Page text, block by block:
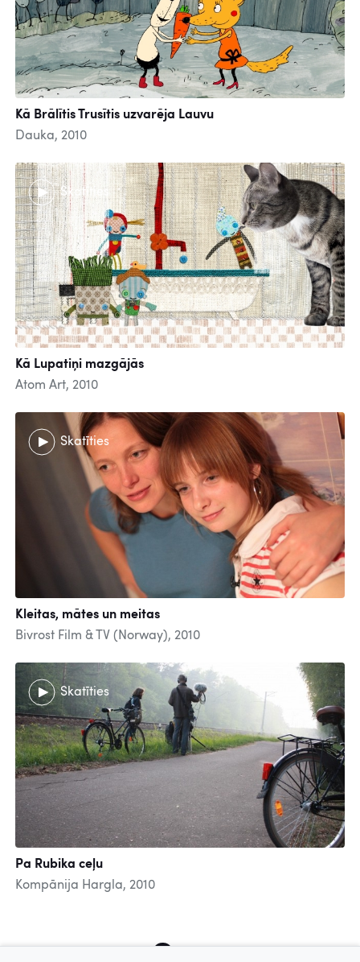
Kā Brālītis Trusītis uzvarēja Lauvu
Dauka, 2010
Skatīties
Kā Lupatiņi mazgājās
Atom Art, 2010
Skatīties
Kleitas, mātes un meitas
Bivrost Film & TV (Norway), 2010
Skatīties
Pa Rubika ceļu
Kompānija Hargla, 2010